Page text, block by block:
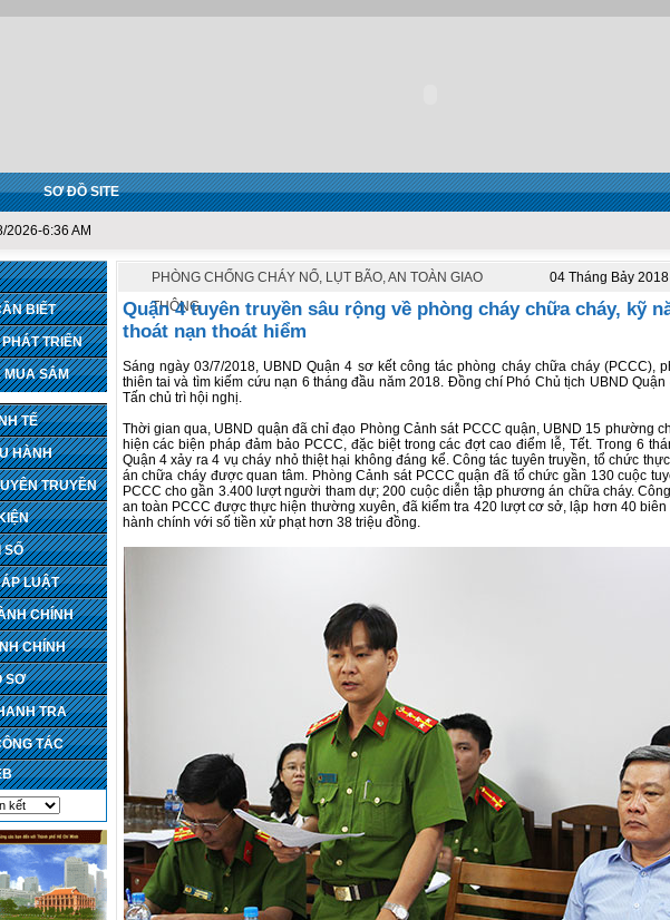
SƠ ĐỒ SITE
2026-6:36 AM
BIẾT
TRIỂN
SẮM
TẾ
HÀNH
TRUYỀN
SỐ
LUẬT
CHÍNH
CHÍNH
SƠ
TRA
TÁC
PHÒNG CHỐNG CHÁY NỔ, LỤT BÃO, AN TOÀN GIAO
THÔNG
04 Tháng Bảy
Quận 4 tuyên truyền sâu rộng về phòng cháy chữa cháy, kỹ
thoát nạn thoát hiểm
Sáng ngày 03/7/2018, UBND Quận 4 sơ kết công tác phòng cháy chữa cháy (PCCC),
thiên tai và tìm kiếm cứu nạn 6 tháng đầu năm 2018. Đồng chí Phó Chủ tịch UBND Quận
Tấn chủ trì hội nghị.
Thời gian qua, UBND quận đã chỉ đạo Phòng Cảnh sát PCCC quận, UBND 15 phường
hiện các biện pháp đảm bảo PCCC, đặc biệt trong các đợt cao điểm lễ, Tết. Trong 6
Quận 4 xảy ra 4 vụ cháy nhỏ thiệt hại không đáng kể. Công tác tuyên truyền, tổ chức
án chữa cháy được quan tâm. Phòng Cảnh sát PCCC quận đã tổ chức gần 130 cuộc
PCCC cho gần 3.400 lượt người tham dự; 200 cuộc diễn tập phương án chữa cháy.
an toàn PCCC được thực hiện thường xuyên, đã kiểm tra 420 lượt cơ sở, lập hơn 40 biên
hành chính với số tiền xử phạt hơn 38 triệu đồng.